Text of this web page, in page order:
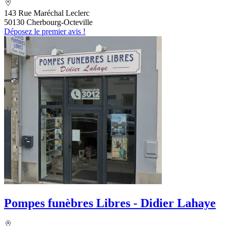
143 Rue Maréchal Leclerc
50130 Cherbourg-Octeville
Déposez le premier avis !
Pompes funèbres Libres - Didier Lahaye